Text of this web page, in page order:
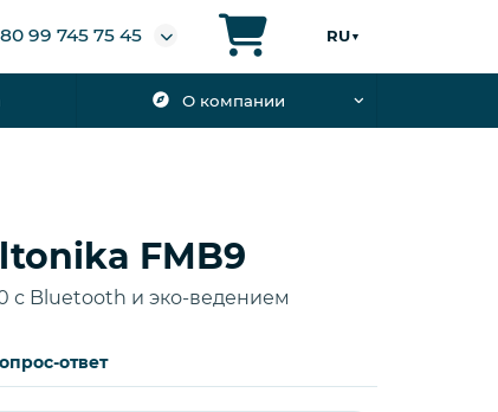
99 745 75 45 RU▼
О компании
FMB9
с Bluetooth и эко-ведением
ответ